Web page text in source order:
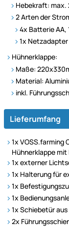
Hebekraft: max.
2 Arten der
4x Batterie
1x
Hühnerklappe:
Maße:
Material:
inkl.
Lieferumfang
1x VOSS.farming
Hühnerklappe
1x externer
1x Halterung für
1x
1x
1x Schiebetür
2x